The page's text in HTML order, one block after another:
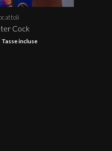
Cock
Tasse incluse